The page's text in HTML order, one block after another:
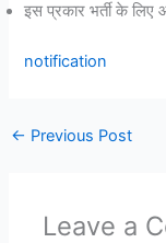
इस प्रकार भर्ती के
notification
← Previous Post
Leave a